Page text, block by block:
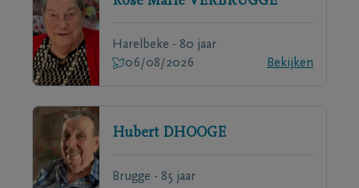
Harelbeke - 80 jaar
06/08/2026
Bekijken
Hubert DHOOGE
Brugge - 85 jaar